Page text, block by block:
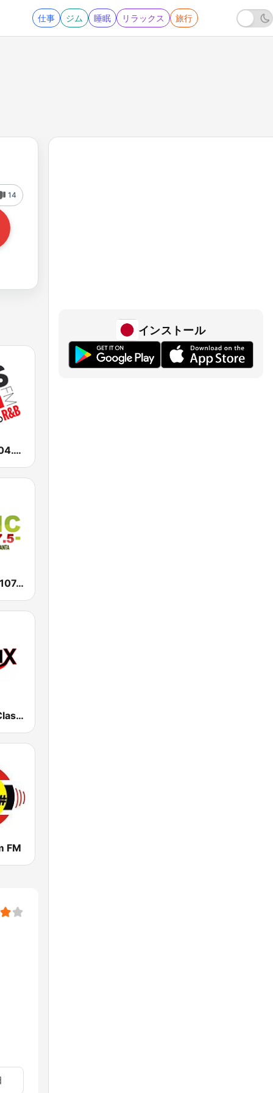
仕事 ジム 睡眠 リラックス 旅行
14
WALR Kiss 104.1 (US Only)
WAMJ Majic 107.5 and 97.5
WAMJ HD2 Classix ATL
FM
インストール